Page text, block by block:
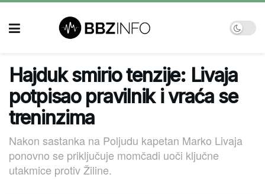
Hajduk smirio tenzije: Livaja
potpisao pravilnik i vraća se
treninzima
Nakon sastanka na Poljudu kapetan Marko Livaja
ponovno se priključuje momčadi uoči ključne
utakmice protiv Žiline.